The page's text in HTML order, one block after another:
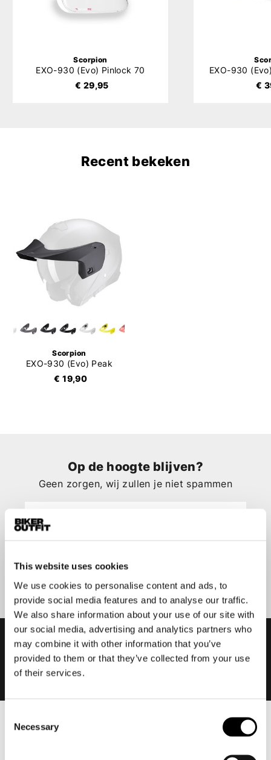
This website uses cookies
We use cookies to personalise content and ads, to
provide social media features and to analyse our traffic.
We also share information about your use of our site with
our social media, advertising and analytics partners who
may combine it with other information that you’ve
provided to them or that they’ve collected from your use
of their services.
Selection
Necessary
Scorpion
EXO-930 (Evo) Pinlock 70
€ 29,95
€
Recent bekeken
Scorpion
EXO-930 (Evo) Peak
€ 19,90
Op de hoogte blijven?
Geen zorgen, wij zullen je niet spammen
Aanmelden
Heren